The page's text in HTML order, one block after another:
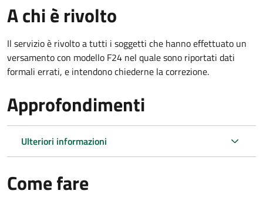
A chi è rivolto
Il servizio è rivolto a tutti i soggetti che hanno effettuato un
versamento con modello F24 nel quale sono riportati dati
formali errati, e intendono chiederne la correzione.
Approfondimenti
Ulteriori informazioni
Come fare